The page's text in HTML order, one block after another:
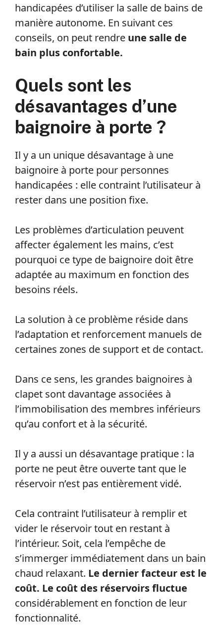
handicapées d’utiliser la salle de bains de
manière autonome. En suivant ces
conseils, on peut rendre une salle de
bain plus confortable.
Quels sont les
désavantages d’une
baignoire à porte ?
Il y a un unique désavantage à une
baignoire à porte pour personnes
handicapées : elle contraint l’utilisateur à
rester dans une position fixe.
Les problèmes d’articulation peuvent
affecter également les mains, c’est
pourquoi ce type de baignoire doit être
adaptée au maximum en fonction des
besoins réels.
La solution à ce problème réside dans
l’adaptation et renforcement manuels de
certaines zones de support et de contact.
Dans ce sens, les grandes baignoires à
clapet sont davantage associées à
l’immobilisation des membres inférieurs
qu’au confort et à la sécurité.
Il y a aussi un désavantage pratique : la
porte ne peut être ouverte tant que le
réservoir n’est pas entièrement vidé.
Cela contraint l’utilisateur à remplir et
vider le réservoir tout en restant à
l’intérieur. Soit, cela l’empêche de
s’immerger immédiatement dans un bain
chaud relaxant. Le dernier facteur est le
coût. Le coût des réservoirs fluctue
considérablement en fonction de leur
fonctionnalité.